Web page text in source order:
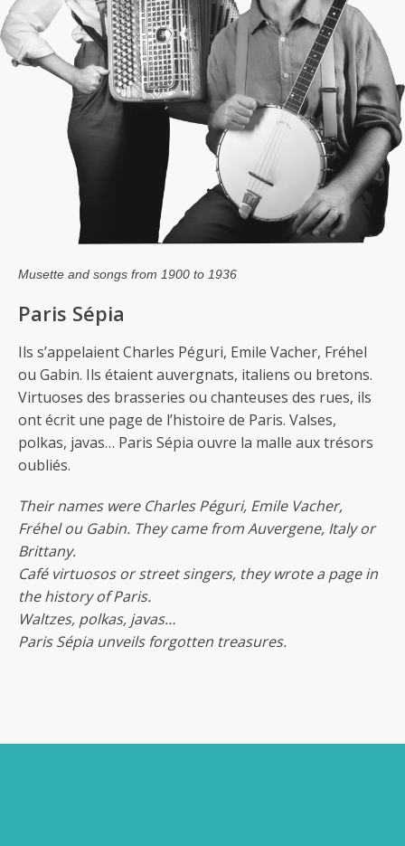
Musette and songs from 1900 to 1936
Paris Sépia
Ils s’appelaient Charles Péguri, Emile Vacher, Fréhel
ou Gabin. Ils étaient auvergnats, italiens ou bretons.
Virtuoses des brasseries ou chanteuses des rues, ils
ont écrit une page de l’histoire de Paris. Valses,
polkas, javas… Paris Sépia ouvre la malle aux trésors
oubliés.
Their names were Charles Péguri, Emile Vacher,
Fréhel ou Gabin. They came from Auvergene, Italy or
Brittany.
Café virtuosos or street singers, they wrote a page in
the history of Paris.
Waltzes, polkas, javas…
Paris Sépia unveils forgotten treasures.